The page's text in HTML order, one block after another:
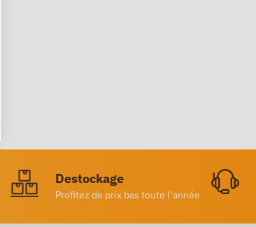
Destockage
Profitez de prix bas toute l’année